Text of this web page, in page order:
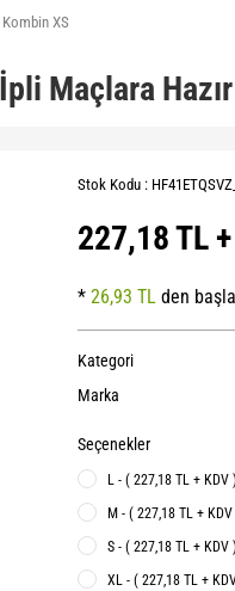
XS
Maçlara
Stok Kodu :
227,18 TL
* 26,93 TL den
Kategori
Marka
Seçenekler
L - ( 227,18 TL + KDV )
M - ( 227,18 TL + KDV
S - ( 227,18 TL + KDV )
XL - ( 227,18 TL +